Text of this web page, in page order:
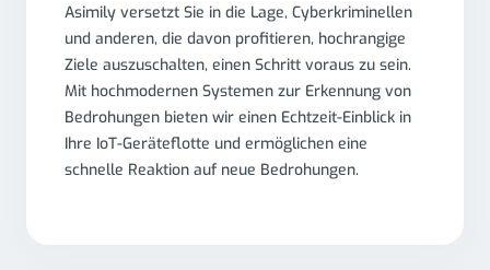
Asimily versetzt Sie in die Lage, Cyberkriminellen
und anderen, die davon profitieren, hochrangige
Ziele auszuschalten, einen Schritt voraus zu sein.
Mit hochmodernen Systemen zur Erkennung von
Bedrohungen bieten wir einen Echtzeit-Einblick in
Ihre IoT-Geräteflotte und ermöglichen eine
schnelle Reaktion auf neue Bedrohungen.